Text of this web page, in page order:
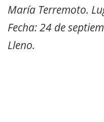
María Terremoto.
Fecha: 24 de
Lleno.